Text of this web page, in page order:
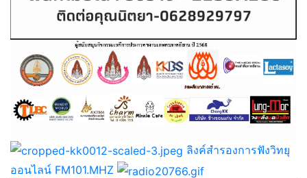
ลิงค์สำรองการฟังวิทยุ
ออนไลน์ FM101.MHZ